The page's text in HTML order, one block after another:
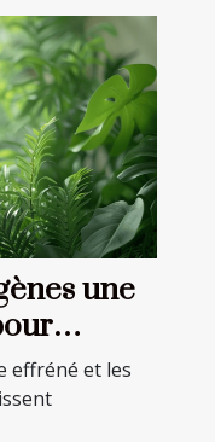
une
effréné et les